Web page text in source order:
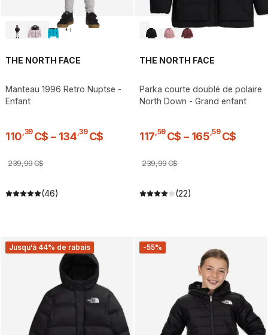
+1
THE NORTH FACE
Manteau 1996 Retro Nuptse -
Enfant
110 39 C$ – 134 ,39 C$
239,99C$
(46)
THE NORTH FACE
Parka courte doublé de polaire
North Down - Grand enfant
117 59 C$ – 165 ,59 C$
239,99C$
(22)
Jusqu’à 44% de rabais -55%